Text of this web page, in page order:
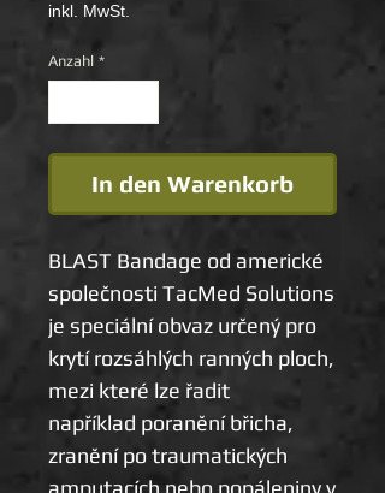
inkl. MwSt.
Anzahl *
In den Warenkorb
BLAST Bandage od americké
společnosti TacMed Solutions
je speciální obvaz určený pro
krytí rozsáhlých ranných ploch,
mezi které lze řadit
například poranění břicha,
zranění po traumatických
amputacích nebo popáleniny v